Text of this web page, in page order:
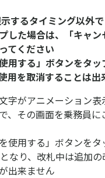
するタイミング以外で
した場合は、「キャン
てください
用する」ボタンをタ
用を取消することは出
字がアニメーション
、その画面を乗務員に
使用する」ボタンをタ
なり、改札中は追加
出来ません